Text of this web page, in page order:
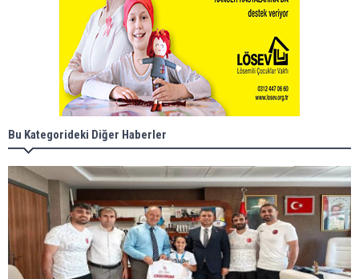
Bu Kategorideki Diğer Haberler